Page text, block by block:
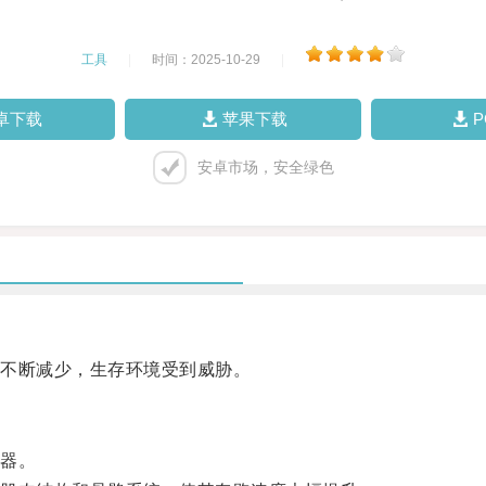
工具 时间：2025-10-29
下载 苹果下载
安卓市场，安全绿色
减少，生存环境受到威胁。
。